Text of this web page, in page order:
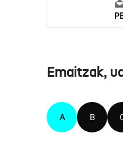
Emaitzak,
A B